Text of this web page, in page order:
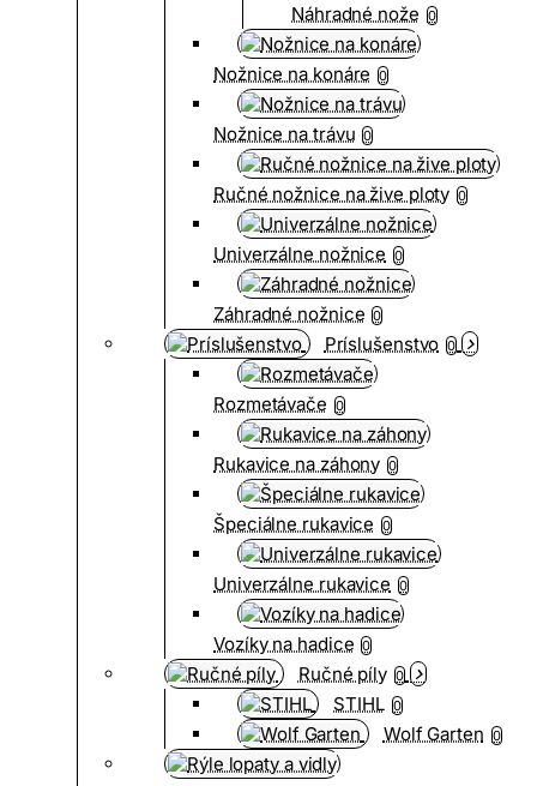
Náhradné nože 0
Nožnice na konáre 0
Nožnice na trávu 0
Ručné nožnice na žive ploty 0
Univerzálne nožnice 0
Záhradné nožnice 0
Príslušenstvo 0
Rozmetávače 0
Rukavice na záhony 0
Špeciálne rukavice 0
Univerzálne rukavice 0
Vozíky na hadice 0
Ručné píly 0
STIHL 0
Wolf Garten 0